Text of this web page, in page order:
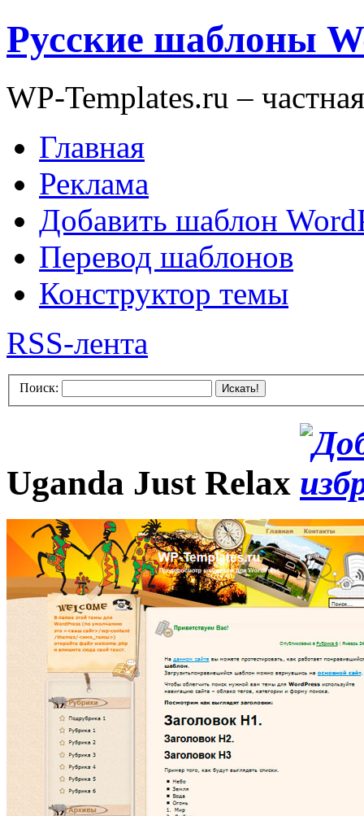
Русские шаблоны
WP-Templates.ru –
Главная
Реклама
Добавить шаблон
Перевод шаблонов
Конструктор темы
RSS-лента
Поиск: Искать!
Uganda Just Relax